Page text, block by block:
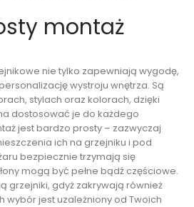
montaż
nie tylko zapewniają wygodę,
wystroju wnętrza. Są
stylach oraz kolorach, dzięki
dostosować je do każdego
jest bardzo prosty – zazwyczaj
ich na grzejniku i pod
bezpiecznie trzymają się
mogą być pełne bądź częściowe.
grzejniki, gdyż zakrywają również
wybór jest uzależniony od Twoich